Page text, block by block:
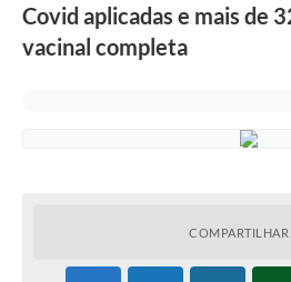
Legislação
Editais
Planos de Tecnologia da Informação e
Covid aplicadas e mais de
vacinal completa
COMPARTILHAR